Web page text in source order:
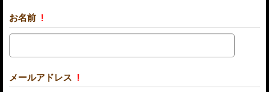
お名前 !
メールアドレス !